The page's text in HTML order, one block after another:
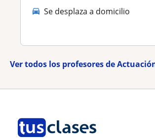
Se desplaza a domicilio
Ver todos los profesores de